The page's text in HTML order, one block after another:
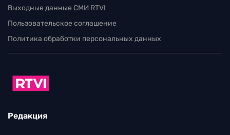
Выходные данные СМИ RTVI
Пользовательское соглашение
Политика обработки персональных данных
Редакция